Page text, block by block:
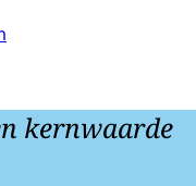
kernwaarde